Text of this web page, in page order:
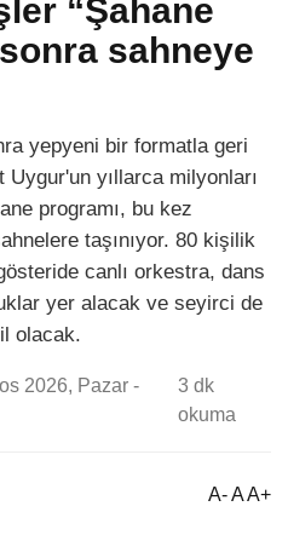
“Şahane
sonra sahneye
yepyeni bir formatla geri
yıllarca milyonları
programı, bu kez
taşınıyor. 80 kişilik
canlı orkestra, dans
yer alacak ve seyirci de
olacak.
2026, Pazar -
3 dk
okuma
A- A A+